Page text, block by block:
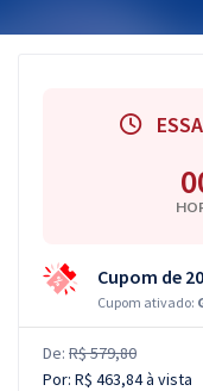
Aprovados
Cupom de
Cupom ativado:
De: R$ 579,80
Por: R$ 463,84à vista